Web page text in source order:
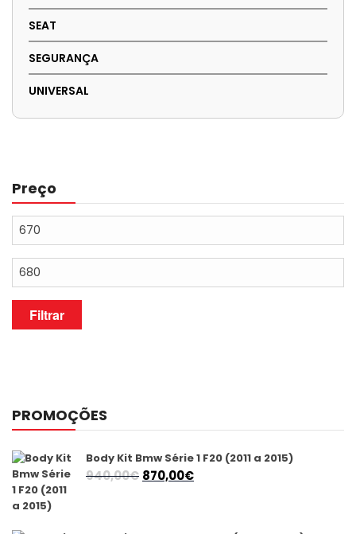
SEAT
SEGURANÇA
UNIVERSAL
Preço
Preço
mínimo
Preço
máximo
Filtrar
PROMOÇÕES
Body Kit Bmw Série 1 F20 (2011 a 2015)
940,00€ O
870,00€O